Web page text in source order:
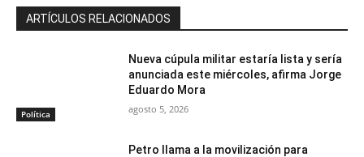
ARTÍCULOS RELACIONADOS
Política
Nueva cúpula militar estaría lista y sería
anunciada este miércoles, afirma Jorge
Eduardo Mora
agosto 5, 2026
Petro llama a la movilización para